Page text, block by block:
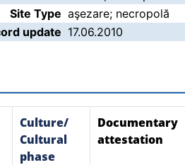
Site Type aşezare; necropolă
update 17.06.2010
Culture/
Cultural
phase
Documentary
attestation